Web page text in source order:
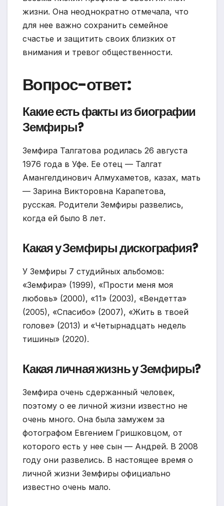
жизни. Она неоднократно отмечала, что
для нее важно сохранить семейное
счастье и защитить своих близких от
внимания и тревог общественности.
Вопрос-ответ:
Какие есть факты из биографии
Земфиры?
Земфира Талгатова родилась 26 августа
1976 года в Уфе. Ее отец — Талгат
Амангелдинович Алмухаметов, казах, мать
— Зарина Викторовна Карапетова,
русская. Родители Земфиры развелись,
когда ей было 8 лет.
Какая у Земфиры дискография?
У Земфиры 7 студийных альбомов:
«Земфира» (1999), «Прости меня моя
любовь» (2000), «11» (2003), «Вендетта»
(2005), «Спасибо» (2007), «Жить в твоей
голове» (2013) и «Четырнадцать недель
тишины» (2020).
Какая личная жизнь у Земфиры?
Земфира очень сдержанный человек,
поэтому о ее личной жизни известно не
очень много. Она была замужем за
фотографом Евгением Гришковцом, от
которого есть у нее сын — Андрей. В 2008
году они развелись. В настоящее время о
личной жизни Земфиры официально
известно очень мало.